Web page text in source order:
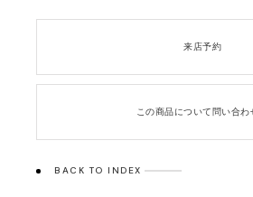
来店予約
この商品について問い合わ
BACK TO INDEX